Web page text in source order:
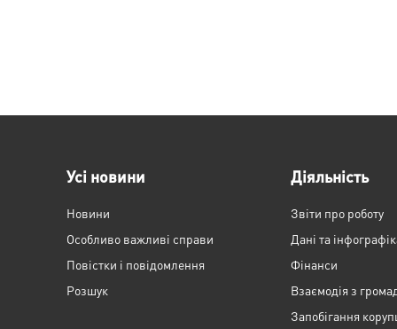
Усі новини
Новини
Особливо важливі справи
Повістки і повідомлення
Розшук
Діяльність
Звіти про роботу
Дані та
Фінанси
Взаємодія з
Запобігання